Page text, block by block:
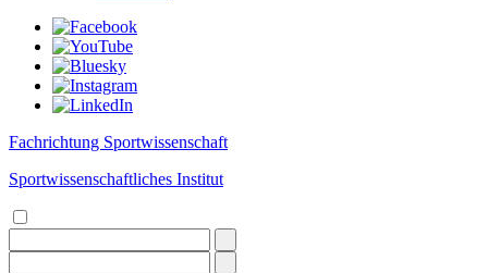
Fachrichtung Sportwissenschaft
Sportwissenschaftliches Institut